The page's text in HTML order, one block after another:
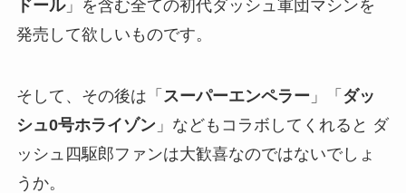
ドール」を含む全ての初代ダッシュ軍団マシンを
発売して欲しいものです。
そして、その後は「 スーパーエンペラー 」「 ダッ
シュ0号ホライゾン」などもコラボしてくれると ダ
ッシュ四駆郎ファンは大歓喜なのではないでしょ
うか。